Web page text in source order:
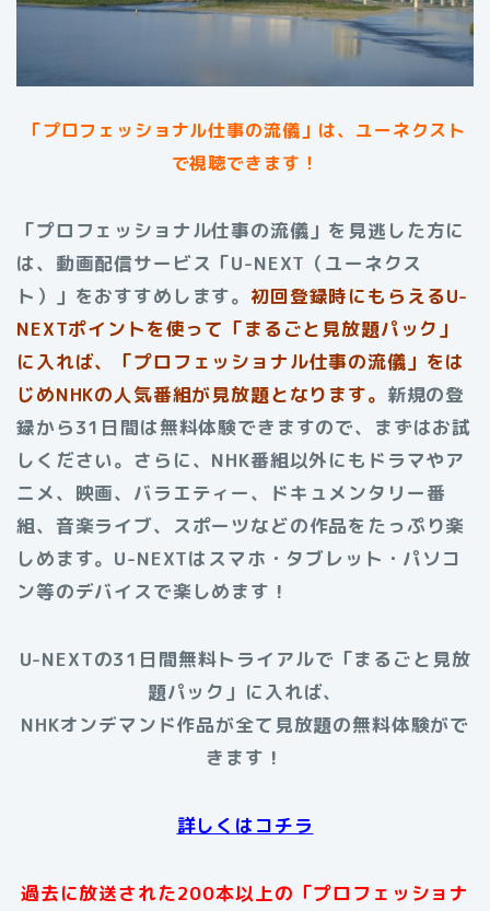
「プロフェッショナル仕事の流儀」は、ユーネクスト
で視聴できます！
「プロフェッショナル仕事の流儀」を見逃した方に
は、動画配信サービス「U-NEXT（ユーネクス
ト）」をおすすめします。 初回登録時にもらえるU-
NEXTポイントを使って「まるごと見放題パック」
に入れば、「プロフェッショナル仕事の流儀」をは
じめNHKの人気番組が見放題となります。 新規の登
録から31日間は無料体験できますので、まずはお試
しください。さらに、NHK番組以外にもドラマやア
ニメ、映画、バラエティー、ドキュメンタリー番
組、音楽ライブ、スポーツなどの作品をたっぷり楽
しめます。U-NEXTはスマホ・タブレット・パソコ
ン等のデバイスで楽しめます！
U-NEXTの31日間無料トライアルで「まるごと見放
題パック」に入れば、
NHKオンデマンド作品が全て見放題の無料体験がで
きます！
詳しくはコチラ
過去に放送された200本以上の「プロフェッショナ